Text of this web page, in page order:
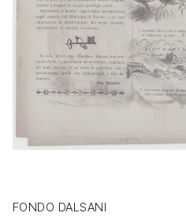
FONDO DALSANI